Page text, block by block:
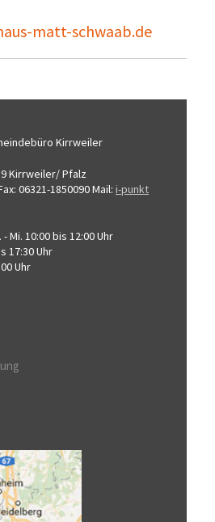
matt-schwaab.de
Kirrweiler
Kirrweiler/ Pfalz
06321-1850090Mail: i-punkt
- Mi. 10:00 bis 12:00 Uhr
17:30 Uhr
Uhr